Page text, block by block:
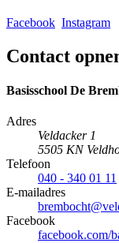
Facebook Instagram
Contact
Basisschool De
Adres
Veldacker 1
5505 KN
Telefoon
040 - 340 01 11
E-mailadres
Facebook
facebook.com/